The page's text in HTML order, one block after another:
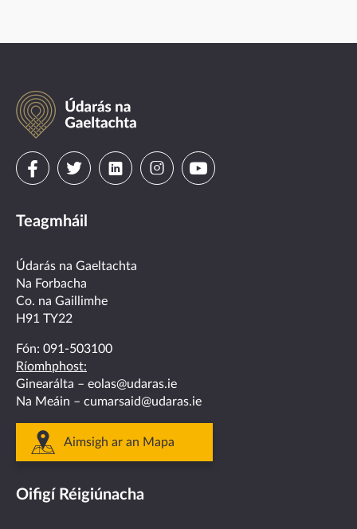
Údarás
na
Gaeltachta
Visit
on
facebook
Visit
on
twitter
Visit
linkedin
VisitVisit
Teagmháil
Údarás na Gaeltachta
Na Forbacha
Co. na Gaillimhe
H91 TY22
Fón: 091-503100
Ríomhphost:
Ginearálta – eolas@udaras.ie
Na Meáin – cumarsaid@udaras.ie
Aimsigh ar an Mapa
Oifigí Réigiúnacha